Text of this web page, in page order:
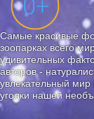
Самые красивые
зоопарках всего
удивительных
авторов -
увлекательный
уголки нашей